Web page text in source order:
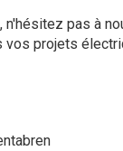
, n'hésitez pas à
vos projets